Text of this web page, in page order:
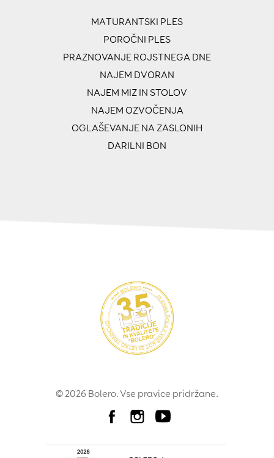
MATURANTSKI PLES
POROČNI PLES
PRAZNOVANJE ROJSTNEGA DNE
NAJEM DVORAN
NAJEM MIZ IN STOLOV
NAJEM OZVOČENJA
OGLAŠEVANJE NA ZASLONIH
DARILNI BON
© 2026 Bolero. Vse pravice pridržane.